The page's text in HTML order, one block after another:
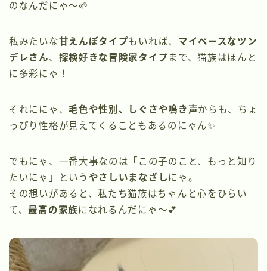
のなんだにゃ〜🌱
私みたいな甘えんぼタイプもいれば、 マイペースなツン
デレさん、 探検好きな冒険家タイプまで、猫族はほんと
に多彩にゃ！
それににゃ、毛色や性別、しぐさや鳴き声からも、ちょ
っぴり性格が見えてくることもあるのにゃん✨
でもにゃ、一番大事なのは「この子のこと、もっと知り
たいにゃ」という やさしいまなざし にゃ。
その想いがあると、私たち猫族はちゃんと心をひらい
て、最高の家族 になれるんだにゃ〜💕